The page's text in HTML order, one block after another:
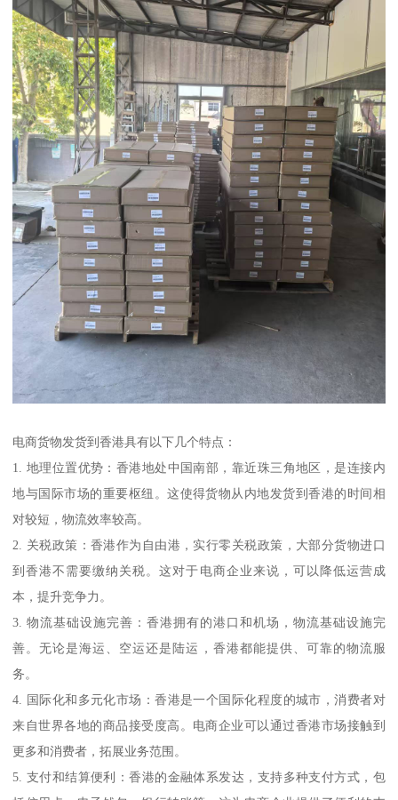
电商货物发货到香港具有以下几个特点：
1. 地理位置优势：香港地处中国南部，靠近珠三角地区，是连接内
地与国际市场的重要枢纽。这使得货物从内地发货到香港的时间相
对较短，物流效率较高。
2. 关税政策：香港作为自由港，实行零关税政策，大部分货物进口
到香港不需要缴纳关税。这对于电商企业来说，可以降低运营成
本，提升竞争力。
3. 物流基础设施完善：香港拥有的港口和机场，物流基础设施完
善。无论是海运、空运还是陆运，香港都能提供、可靠的物流服
务。
4. 国际化和多元化市场：香港是一个国际化程度的城市，消费者对
来自世界各地的商品接受度高。电商企业可以通过香港市场接触到
更多和消费者，拓展业务范围。
5. 支付和结算便利：香港的金融体系发达，支持多种支付方式，包